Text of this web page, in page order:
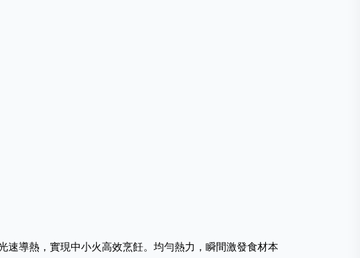
導熱，實現中小火高效烹飪。均勻熱力，瞬間激發食材本